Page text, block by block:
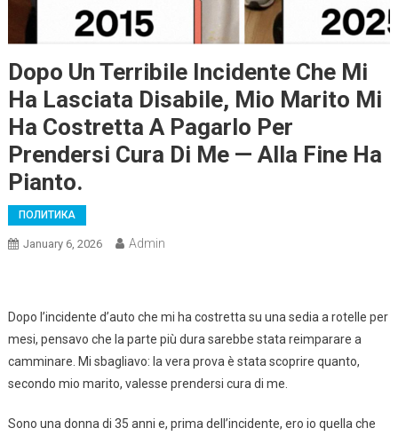
Dopo Un Terribile Incidente Che Mi
Ha Lasciata Disabile, Mio Marito Mi
Ha Costretta A Pagarlo Per
Prendersi Cura Di Me — Alla Fine Ha
Pianto.
ПОЛИТИКА
January 6, 2026 Admin
Dopo l’incidente d’auto che mi ha costretta su una sedia a rotelle per
mesi, pensavo che la parte più dura sarebbe stata reimparare a
camminare. Mi sbagliavo: la vera prova è stata scoprire quanto,
secondo mio marito, valesse prendersi cura di me.
Sono una donna di 35 anni e, prima dell’incidente, ero io quella che